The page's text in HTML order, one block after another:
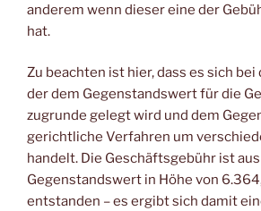
anderem wenn dieser eine der
hat.
Zu beachten ist hier, dass es sich
der dem Gegenstandswert für die
zugrunde gelegt wird und dem
gerichtliche Verfahren um
handelt. Die Geschäftsgebühr ist
Gegenstandswert in Höhe von
entstanden – es ergibt sich damit